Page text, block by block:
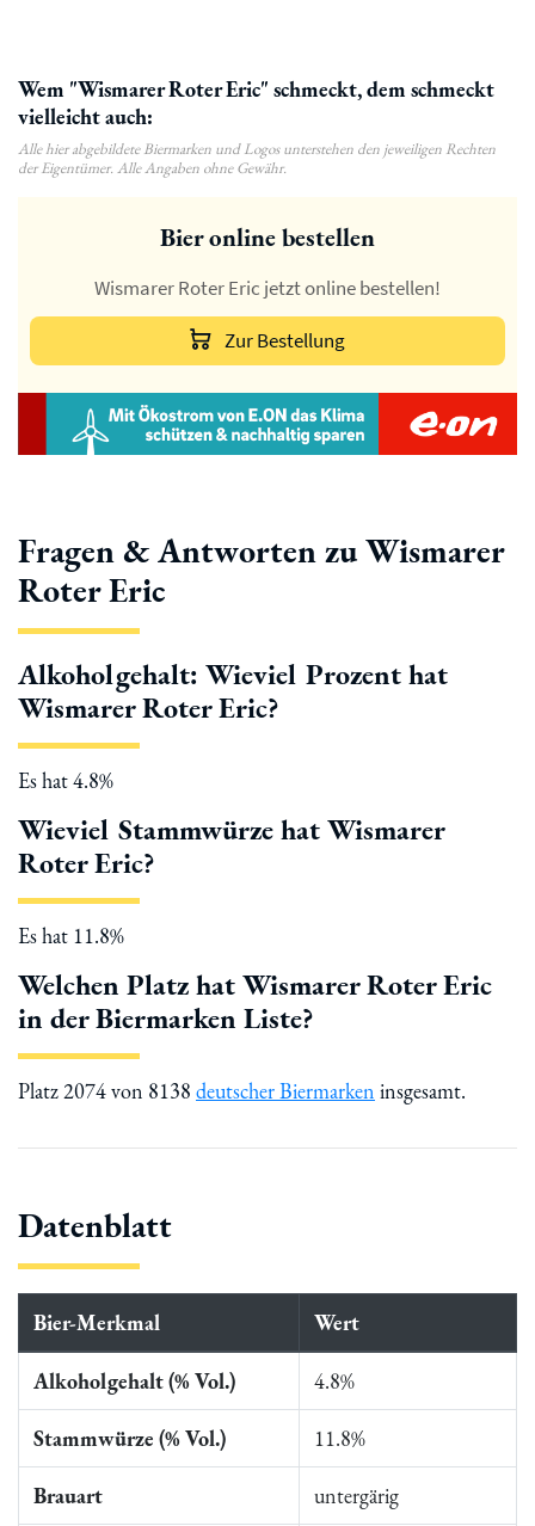
Wem "Wismarer Roter Eric" schmeckt, dem schmeckt
vielleicht auch:
Alle hier abgebildete Biermarken und Logos unterstehen den jeweiligen Rechten
der Eigentümer. Alle Angaben ohne Gewähr.
Bier online bestellen
Wismarer Roter Eric jetzt online bestellen!
Zur Bestellung
Fragen & Antworten zu Wismarer
Roter Eric
Alkoholgehalt: Wieviel Prozent hat
Wismarer Roter Eric?
Es hat 4.8%
Wieviel Stammwürze hat Wismarer
Roter Eric?
Es hat 11.8%
Welchen Platz hat Wismarer Roter Eric
in der Biermarken Liste?
Platz 2074 von 8138 deutscher Biermarken insgesamt.
Datenblatt
Bier-Merkmal Wert
Alkoholgehalt (% Vol.) 4.8%
Stammwürze (% Vol.) 11.8%
Brauart untergärig